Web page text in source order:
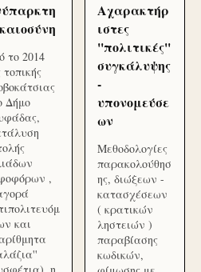
το 2014
τοπικής
Δήμο
,
και
Αχαρακτήρ
ιστες
''πολιτικές''
συγκάλυψης
-
υπονομεύσε
ων
Μεθοδολογίες
παρακολούθησ
ης, διώξεων -
κατασχέσεων
( κρατικών
ληστειών )
παραβίασης
κωδικών,